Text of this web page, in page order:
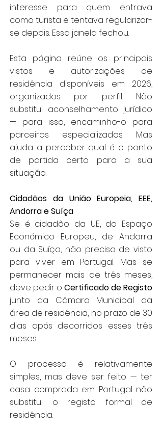
interesse para quem entrava
como turista e tentava regularizar-
se depois. Essa janela fechou.
Esta página reúne os principais
vistos e autorizações de
residência disponíveis em 2026,
organizados por perfil. Não
substitui aconselhamento jurídico
— para isso, encaminho-o para
parceiros especializados. Mas
ajuda a perceber qual é o ponto
de partida certo para a sua
situação.
Cidadãos da União Europeia, EEE,
Andorra e Suíça
Se é cidadão da UE, do Espaço
Económico Europeu, de Andorra
ou da Suíça, não precisa de visto
para viver em Portugal. Mas se
permanecer mais de três meses,
deve pedir o Certificado de Registo
junto da Câmara Municipal da
área de residência, no prazo de 30
dias após decorridos esses três
meses.
O processo é relativamente
simples, mas deve ser feito — ter
casa comprada em Portugal não
substitui o registo formal de
residência.